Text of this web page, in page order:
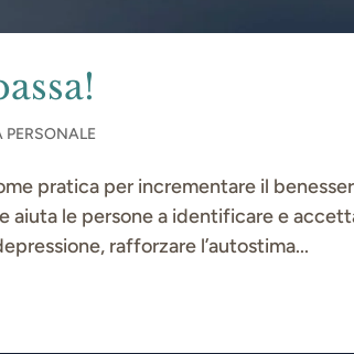
PERSONALE
pratica per incrementare il
aiuta le persone a identificare e
rafforzare l’autostima...